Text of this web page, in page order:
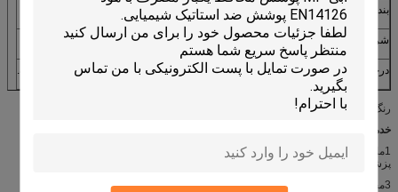
بندر ووهان/ شانگهای/ گوانگژو یا غیر از آن
شرایط پرداخت L/C، D/A، D/P، T/T، Western Union،
درخواست ها بیمارستان ها، پردازش مواد غذایی، تولید، کاربرد بهداشتی، و غیره.
رنگ، اندازه، وزن و بسته بندی می تواند سفارشی شود.
خدمات ما:
1ما خدمات OEM را ارائه می دهیم و ما تولید کننده محصولات مراقبت های بهداشتی
پزشکی پیشرو هستیم.
3محصولات واجد شرایط، قیمت رقابتی و پایدار